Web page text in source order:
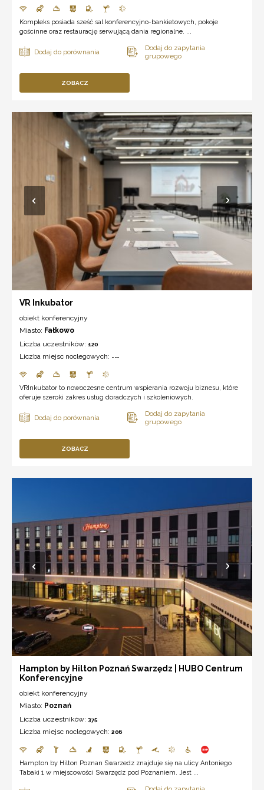
Kompleks posiada sześć sal konferencyjno-bankietowych, pokoje
gościnne oraz restaurację serwującą dania regionalne. ...
ZOBACZ
VR Inkubator
obiekt konferencyjny
Miasto: Fałkowo
Liczba uczestników: 120
Liczba miejsc noclegowych: ---
VRInkubator to nowoczesne centrum wspierania rozwoju biznesu, które
oferuje szeroki zakres usług doradczych i szkoleniowych.
ZOBACZ
Hampton by Hilton Poznań Swarzędz | HUBO Centrum
Konferencyjne
obiekt konferencyjny
Miasto: Poznań
Liczba uczestników: 375
Liczba miejsc noclegowych: 206
Hampton by Hilton Poznan Swarzedz znajduje się na ulicy Antoniego
Tabaki 1 w miejscowości Swarzędz pod Poznaniem. Jest ...